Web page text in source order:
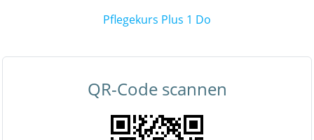
Pflegekurs Plus 1 Do
QR-Code scannen